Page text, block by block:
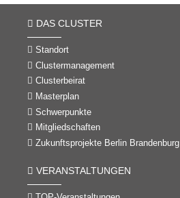
DAS CLUSTER
Standort
Clustermanagement
Clusterbeirat
Masterplan
Schwerpunkte
Mitgliedschaften
Zukunftsprojekte Berlin Brandenburg
VERANSTALTUNGEN